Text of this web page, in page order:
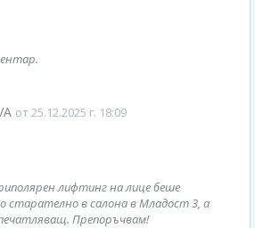
от 25.12.2025 г. 18:09
лифтинг на лице беше
старателно в салона в Младост 3, а
Препоръчвам!